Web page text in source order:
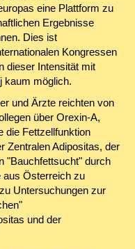
eine Plattform zu
Ergebnisse
Dies ist
Kongressen
dieser Intensität mit
kaum möglich.
und Ärzte reichten von
über Orexin-A,
die Fettzellfunktion
Zentralen Adipositas, der
"Bauchfettsucht" durch
aus Österreich zu
Untersuchungen zur
und der